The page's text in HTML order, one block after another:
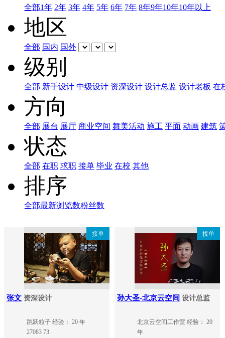
全部1年 2年 3年 4年 5年 6年 7年 8年9年10年10年以上
地区
全部 国内 国外
级别
全部 新手设计 中级设计 资深设计 设计总监 设计老板 在
方向
全部 展台 展厅 商业空间 舞美活动 施工 平面 动画 建筑
状态
全部 在职 求职 接单 毕业 在校 其他
排序
全部最新浏览数粉丝数
接单
张文 资深设计
跳跃粒子 经验： 20 年
27083 73
接单
孙大圣-北京云空间 设计总监
北京云空间工作室 经验： 20
年